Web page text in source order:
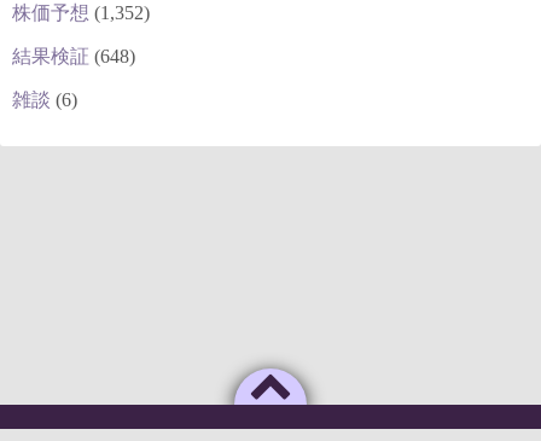
株価予想 (1,352)
結果検証 (648)
雑談 (6)